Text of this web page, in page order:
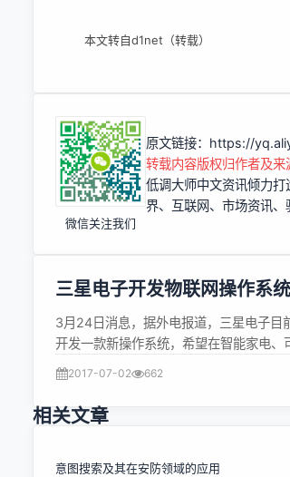
本文转自d1net（转载）
微信关注我们
原文链接： https://
转载内容版权归作者及来
低调大师中文资讯倾力
界、互联网、市场资讯、
三星电子开发物联网操作系
Tizen
3月24日消息，据外电报道，三星电子目
开发一款新操作系统，希望在智能家电、
备步入互联网的时代，让自身扮演更重要
发的这款物联网操作系统将为开源操作系
其确定名称。该操作系统能够在没有人类
行简单的任务。举例来说，当用户走近他
星开发者大会（the Samsung Developer
2017-07-02 662
相关文章
意图搜索及其在安防领域的应用